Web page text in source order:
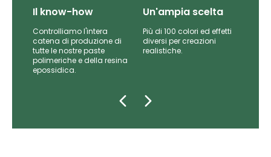
Il know-how
Controlliamo l'intera
catena di produzione di
tutte le nostre paste
polimeriche e della resina
epossidica.
Un'ampia scelta
Più di 100 colori ed effetti
diversi per creazioni
realistiche.